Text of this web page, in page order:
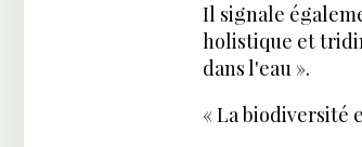
Il signale
holistique et
dans l'eau ».
« La biodiversité